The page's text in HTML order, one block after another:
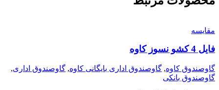
مقايسه
فایل 4 کشو نسوز کاوه
گاوصندوق کاوه, گاوصندوق اداری بایگانی کاوه, گاوصندوق اداری,
گاوصندوق بانکی